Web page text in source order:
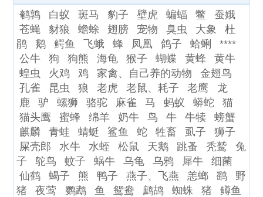
鹌鹑 白蚁 斑马 豹子 壁虎 蝙蝠 鳖
蚕娥
苍蝇
豺狼 蟾蜍 翅膀 宠物 臭虫 大象
杜
鹃
鹅 鳄鱼 飞蛾 蜂 凤凰 鸽子 蛤蜊
****
公牛
狗 狗熊 海龟 猴子 蝴蝶 黄蜂
黄牛
蝗虫
火鸡 鸡 家禽、自己养的动物
金翅鸟
孔雀
昆虫 狼 老虎 老鼠、耗子 老鹰
龙
鹿
驴 螺狮 骆驼 麻雀 马 蚂蚁 蟒蛇
猫
猫头鹰
蜜蜂 绵羊 奶牛 鸟 牛 牛犊
螃蟹
麒麟
青蛙 蜻蜓 鲨鱼 蛇 牲畜 虱子
狮子
屎壳郎
水牛 水蛭 松鼠 天鹅 跳蚤 秃鹫
兔
子
鸵鸟 蚊子 蜗牛 乌龟 乌鸦 犀牛
细菌
仙鹤
蝎子 熊 鸭子 燕子、飞燕 恙螂 鹞
野
猪
夜莺 鹦鹉 鱼 鸳鸯 鹧鸪 蜘蛛 猪
鳟鱼